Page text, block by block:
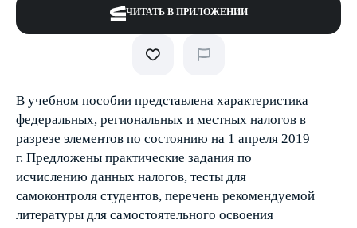
ЧИТАТЬ В ПРИЛОЖЕНИИ
В учебном пособии представлена характеристика
федеральных, региональных и местных налогов в
разрезе элементов по состоянию на 1 апреля 2019
г. Предложены практические задания по
исчислению данных налогов, тесты для
самоконтроля студентов, перечень рекомендуемой
литературы для самостоятельного освоения